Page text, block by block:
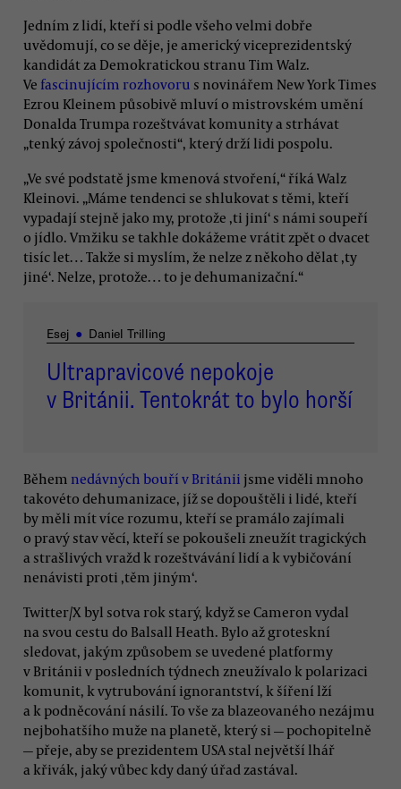
Jedním z lidí, kteří si podle všeho velmi dobře
uvědomují, co se děje, je americký viceprezidentský
kandidát za Demokratickou stranu Tim Walz.
Ve fascinujícím rozhovoru s novinářem New York Times
Ezrou Kleinem působivě mluví o mistrovském umění
Donalda Trumpa rozeštvávat komunity a strhávat
„tenký závoj společnosti“, který drží lidi pospolu.
„Ve své podstatě jsme kmenová stvoření,“ říká Walz
Kleinovi. „Máme tendenci se shlukovat s těmi, kteří
vypadají stejně jako my, protože ,ti jiní‘ s námi soupeří
o jídlo. Vmžiku se takhle dokážeme vrátit zpět o dvacet
tisíc let… Takže si myslím, že nelze z někoho dělat ,ty
jiné‘. Nelze, protože… to je dehumanizační.“
Esej ● Daniel Trilling
Ultrapravicové nepokoje
v Británii. Tentokrát to bylo horší
Během nedávných bouří v Británii jsme viděli mnoho
takovéto dehumanizace, jíž se dopouštěli i lidé, kteří
by měli mít více rozumu, kteří se pramálo zajímali
o pravý stav věcí, kteří se pokoušeli zneužít tragických
a strašlivých vražd k rozeštvávání lidí a k vybičování
nenávisti proti ,těm jiným‘.
Twitter/X byl sotva rok starý, když se Cameron vydal
na svou cestu do Balsall Heath. Bylo až groteskní
sledovat, jakým způsobem se uvedené platformy
v Británii v posledních týdnech zneužívalo k polarizaci
komunit, k vytrubování ignorantství, k šíření lží
a k podněcování násilí. To vše za blazeovaného nezájmu
nejbohatšího muže na planetě, který si — pochopitelně
— přeje, aby se prezidentem USA stal největší lhář
a křivák, jaký vůbec kdy daný úřad zastával.